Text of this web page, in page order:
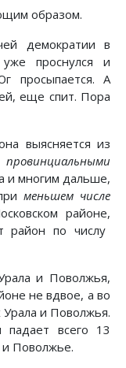
образом.
демократии в
уже проснулся и
просыпается. А
еще спит. Пора
выясняется из
провинциальными
и многим дальше,
меньшем числе
районе,
район по числу
и Поволжья,
не вдвое, а во
и Поволжья.
всего 13
и Поволжье.